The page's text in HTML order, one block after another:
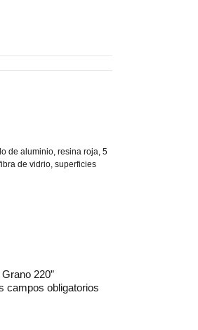
de aluminio, resina roja, 5
de vidrio, superficies
220”
campos obligatorios